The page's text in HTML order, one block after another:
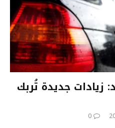
زيادات جديدة تُربك
0